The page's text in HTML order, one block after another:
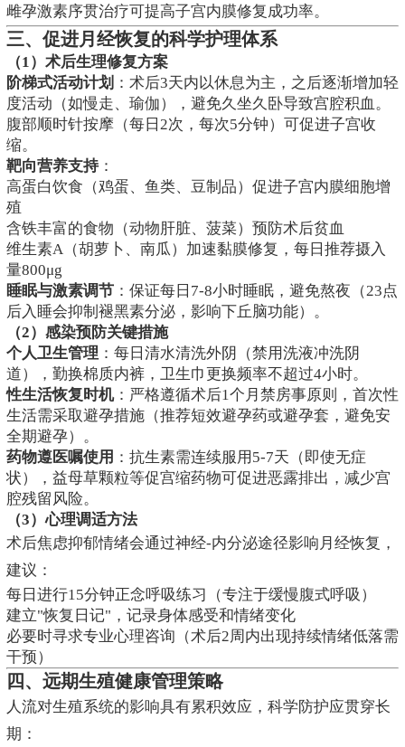
雌孕激素序贯治疗可提高子宫内膜修复成功率。
三、促进月经恢复的科学护理体系
（1）术后生理修复方案
阶梯式活动计划 ：术后3天内以休息为主，之后逐渐增加轻
度活动（如慢走、瑜伽），避免久坐久卧导致宫腔积血。
腹部顺时针按摩（每日2次，每次5分钟）可促进子宫收
缩。
靶向营养支持：
高蛋白饮食（鸡蛋、鱼类、豆制品）促进子宫内膜细胞增
殖
含铁丰富的食物（动物肝脏、菠菜）预防术后贫血
维生素A（胡萝卜、南瓜）加速黏膜修复，每日推荐摄入
量800μg
睡眠与激素调节：保证每日7-8小时睡眠，避免熬夜（23点
后入睡会抑制褪黑素分泌，影响下丘脑功能）。
（2）感染预防关键措施
个人卫生管理 ：每日清水清洗外阴（禁用洗液冲洗阴
道），勤换棉质内裤，卫生巾更换频率不超过4小时。
性生活恢复时机：严格遵循术后1个月禁房事原则，首次性
生活需采取避孕措施（推荐短效避孕药或避孕套，避免安
全期避孕）。
药物遵医嘱使用 ：抗生素需连续服用5-7天（即使无症
状），益母草颗粒等促宫缩药物可促进恶露排出，减少宫
腔残留风险。
（3）心理调适方法
术后焦虑抑郁情绪会通过神经-内分泌途径影响月经恢复，
建议：
每日进行15分钟正念呼吸练习（专注于缓慢腹式呼吸）
建立"恢复日记"，记录身体感受和情绪变化
必要时寻求专业心理咨询（术后2周内出现持续情绪低落需
干预）
四、远期生殖健康管理策略
人流对生殖系统的影响具有累积效应，科学防护应贯穿长
期：